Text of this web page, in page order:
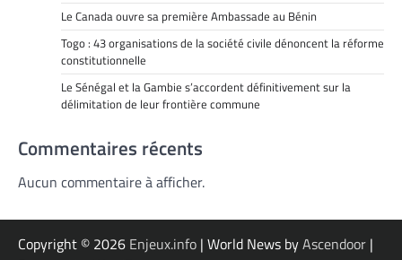
Le Canada ouvre sa première Ambassade au Bénin
Togo : 43 organisations de la société civile dénoncent la réforme
constitutionnelle
Le Sénégal et la Gambie s’accordent définitivement sur la
délimitation de leur frontière commune
Commentaires récents
Aucun commentaire à afficher.
Copyright © 2026 Enjeux.info | World News byAscendoor |